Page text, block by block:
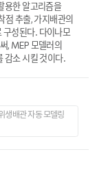
용한 알고리즘을
점 추출, 가지배관의
성된다. 다이나모
, MEP 모델러의
감소 시킬 것이다.
생배관 자동 모델링